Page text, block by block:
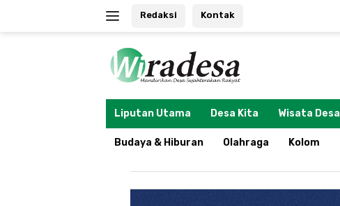
Redaksi Kontak
Liputan Utama Desa Kita Wisata Desa
Budaya & Hiburan Olahraga Kolom